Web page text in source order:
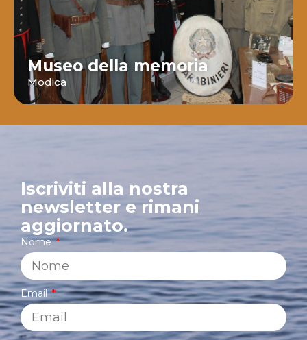
Museo della memoria
Modica
Iscriviti alla nostra
newsletter e rimani
aggiornato.
Nome
Email